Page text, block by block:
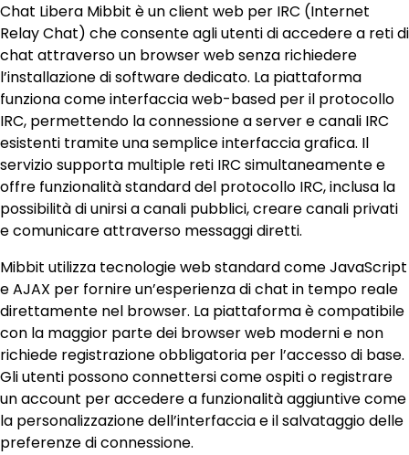
Chat Libera Mibbit è un client web per IRC (Internet
Relay Chat) che consente agli utenti di accedere a reti di
chat attraverso un browser web senza richiedere
l’installazione di software dedicato. La piattaforma
funziona come interfaccia web-based per il protocollo
IRC, permettendo la connessione a server e canali IRC
esistenti tramite una semplice interfaccia grafica. Il
servizio supporta multiple reti IRC simultaneamente e
offre funzionalità standard del protocollo IRC, inclusa la
possibilità di unirsi a canali pubblici, creare canali privati
e comunicare attraverso messaggi diretti.
Mibbit utilizza tecnologie web standard come JavaScript
e AJAX per fornire un’esperienza di chat in tempo reale
direttamente nel browser. La piattaforma è compatibile
con la maggior parte dei browser web moderni e non
richiede registrazione obbligatoria per l’accesso di base.
Gli utenti possono connettersi come ospiti o registrare
un account per accedere a funzionalità aggiuntive come
la personalizzazione dell’interfaccia e il salvataggio delle
preferenze di connessione.